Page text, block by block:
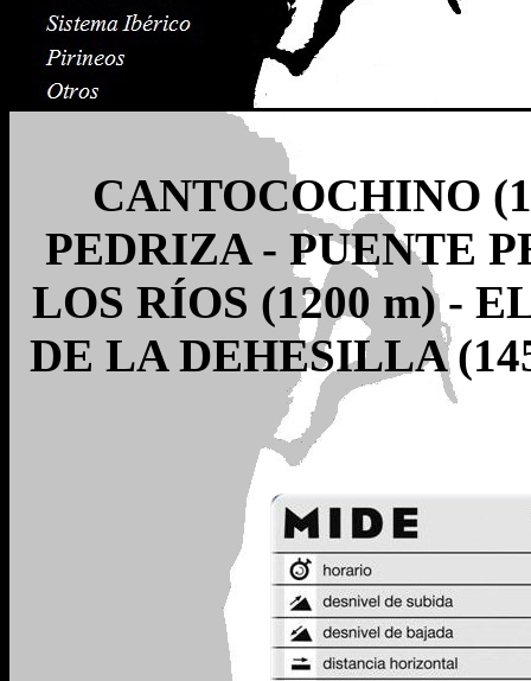
CANTOCOCHINO
PEDRIZA - PUENTE
LOS RÍOS (1200 m) -
DE LA DEHESILLA